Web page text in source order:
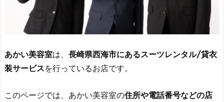
あかい美容室は、 長崎県西海市にあるスーツレンタル/貸衣
装サービスを行っているお店です。
このページでは、あかい美容室の住所や電話番号などの店